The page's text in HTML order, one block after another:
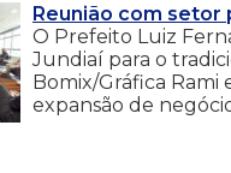
Reunião com
O Prefeito Luiz
Jundiaí para o
Bomix/Gráfica Rami
expansão de